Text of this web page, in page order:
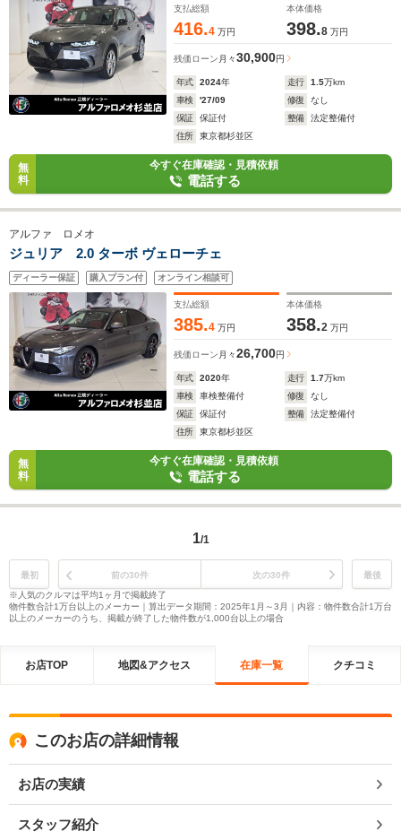
アルミ 新車保証継承
支払総額
416.4 万円
本体価格
398.8 万円
残価ローン 月々30,900円
年式 2024年 走行 1.5万km
車検
'27/09 修復
なし
保証
保証付 整備
法定整備付
住所
東京都杉並区
無
料
今すぐ在庫確認・見積依頼
電話する
アルファ ロメオ
ジュリア 2.0 ターボ ヴェローチェ
ディーラー保証 購入プラン付 オンライン相談可
支払総額
385.4 万円
本体価格
358.2 万円
残価ローン 月々26,700円
年式 2020年 走行 1.7万km
車検
車検整備付 修復
なし
保証
保証付 整備
法定整備付
住所
東京都杉並区
無
料
今すぐ在庫確認・見積依頼
電話する
1/1
最初 前の30件 次の30件
最後
※人気のクルマは平均1ヶ月で掲載終了
物件数合計1万台以上のメーカー｜算出データ期間：2025年1月～3月｜内容：物件数合計1万台
以上のメーカーのうち、掲載が終了した物件数が1,000台以上の場合
お店TOP 地図&アクセス 在庫一覧 クチコミ
このお店の詳細情報
お店の実績
スタッフ紹介